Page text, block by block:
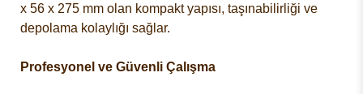
x 56 x 275 mm olan kompakt yapısı, taşınabilirliği ve
depolama kolaylığı sağlar.
Profesyonel ve Güvenli Çalışma